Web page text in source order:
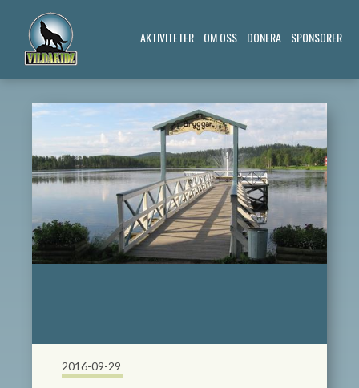
AKTIVITETER OM OSS DONERA SPONSORER
2016-09-29